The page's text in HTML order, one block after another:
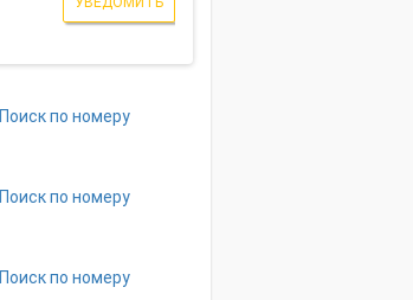
Поиск по номеру
Поиск по номеру
Поиск по номеру